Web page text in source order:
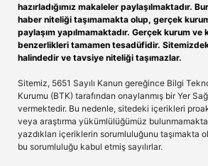
hazırladığımız makaleler paylaşılmaktadır.
haber niteliği taşımamakta olup, gerçek
paylaşım yapılmamaktadır. Gerçek kurum ve
benzerlikleri tamamen tesadüfidir.
halindedir ve tavsiye niteliği taşımazlar.
Sitemiz, 5651 Sayılı Kanun gereğince Bilgi
Kurumu (BTK) tarafından onaylanmış bir Yer
vermektedir. Bu nedenle, sitedeki içerikleri
veya araştırma yükümlülüğümüz
yazdıkları içeriklerin sorumluluğunu taşımakta
bu sorumluluğu kabul etmiş sayılırlar.